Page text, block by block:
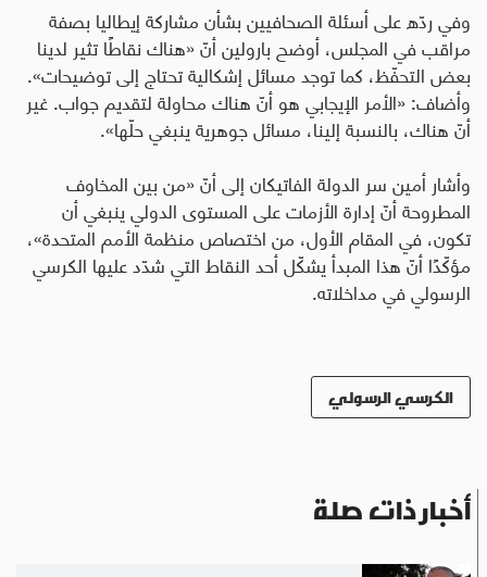
وفي ردّه على أسئلة الصحافيين بشأن مشاركة إيطاليا بصفة
مراقب في المجلس، أوضح بارولين أنّ «هناك نقاطًا تثير لدينا
بعض التحفّظ، كما توجد مسائل إشكالية تحتاج إلى توضيحات».
وأضاف: «الأمر الإيجابي هو أنّ هناك محاولة لتقديم جواب. غير
أنّ هناك، بالنسبة إلينا، مسائل جوهرية ينبغي حلّها».
وأشار أمين سر الدولة الفاتيكان إلى أنّ «من بين المخاوف
المطروحة أنّ إدارة الأزمات على المستوى الدولي ينبغي أن
تكون، في المقام الأول، من اختصاص منظمة الأمم المتحدة»،
مؤكّدًا أنّ هذا المبدأ يشكّل أحد النقاط التي شدّد عليها الكرسي
الرسولي في مداخلاته.
الكرسي الرسولي
أخبار ذات صلة